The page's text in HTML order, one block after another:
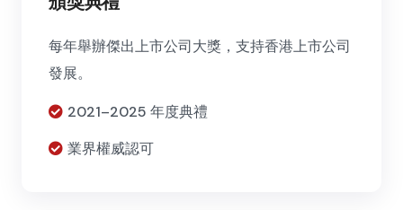
每年舉辦傑出上市公司大獎，支持香港上市公司
發展。
2021–2025 年度典禮
業界權威認可